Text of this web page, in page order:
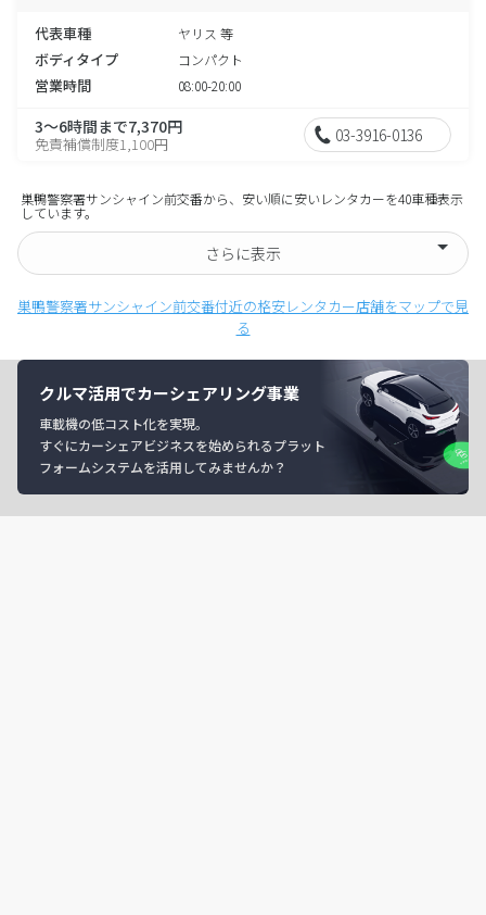
代表車種 ヤリス 等
ボディタイプ コンパクト
営業時間 08:00-20:00
3～6時間まで7,370円
免責補償制度1,100円 03-3916-0136
巣鴨警察署サンシャイン前交番から、安い順に安いレンタカーを40車種表示
しています。
さらに表示
巣鴨警察署サンシャイン前交番付近の格安レンタカー店舗をマップで見
る
クルマ活用でカーシェアリング事業
車載機の低コスト化を実現。
すぐにカーシェアビジネスを始められるプラット
フォームシステムを活用してみませんか？